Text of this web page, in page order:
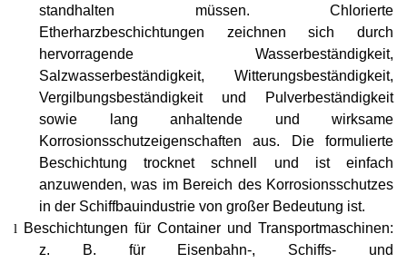
standhalten müssen. Chlorierte
Etherharzbeschichtungen zeichnen sich durch
hervorragende Wasserbeständigkeit,
Salzwasserbeständigkeit, Witterungsbeständigkeit,
Vergilbungsbeständigkeit und Pulverbeständigkeit
sowie lang anhaltende und wirksame
Korrosionsschutzeigenschaften aus. Die formulierte
Beschichtung trocknet schnell und ist einfach
anzuwenden, was im Bereich des Korrosionsschutzes
in der Schiffbauindustrie von großer Bedeutung ist.
l Beschichtungen für Container und Transportmaschinen:
z. B. für Eisenbahn-, Schiffs- und